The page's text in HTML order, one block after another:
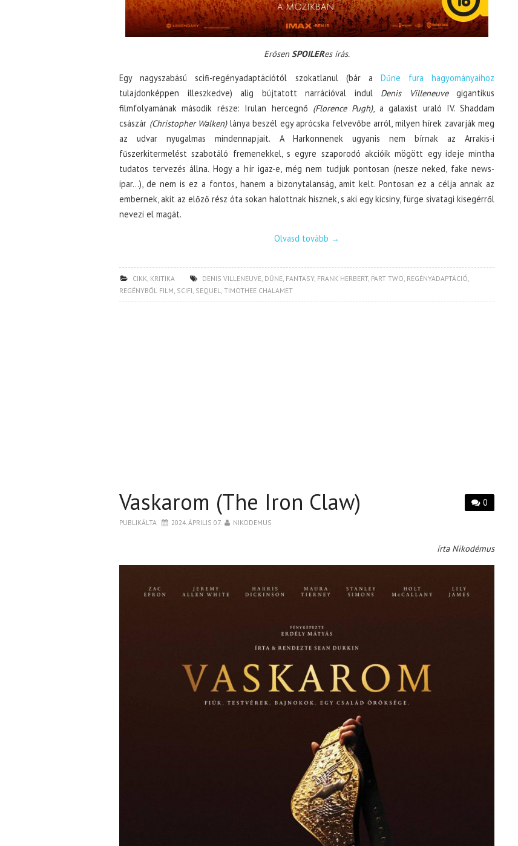
ErősenSPOILERes írás.
Egy nagyszabású scifi-regényadaptációtól szokatlanul (bár aDűne fura hagyományaihoz
tulajdonképpen illeszkedve) alig bújtatott narrációval indul Denis Villeneuvegigantikus
filmfolyamának második része: Irulan hercegnő (Florence Pugh), a galaxist uraló IV. Shaddam
császár (Christopher Walken)lánya beszél egy aprócska felvevőbe arról, milyen hírek zavarják meg
az udvar nyugalmas mindennapjait. A Harkonnenek ugyanis nem bírnak az Arrakis-i
fűszerkitermelést szabotáló fremenekkel, s egyre szaporodó akcióik mögött egy ideje mintha
tudatos tervezés állna. Hogy a hír igaz-e, még nem tudjuk pontosan (nesze neked, fake news-
ipar…), de nem is ez a fontos, hanem a bizonytalanság, amit kelt. Pontosan ez a célja annak az
embernek, akit az előző rész óta sokan halottnak hisznek, s aki egy kicsiny, fürge sivatagi kisegérről
nevezi el magát.
Olvasd tovább →
CIKK, KRITIKA DENIS VILLENEUVE, DŰNE, FANTASY, FRANK HERBERT, PART TWO, REGÉNYADAPTÁCIÓ,
REGÉNYBŐL FILM, SCIFI, SEQUEL, TIMOTHEE CHALAMET
0
Vaskarom (The Iron Claw)
PUBLIKÁLTA 2024. ÁPRILIS 07. NIKODEMUS
írta Nikodémus